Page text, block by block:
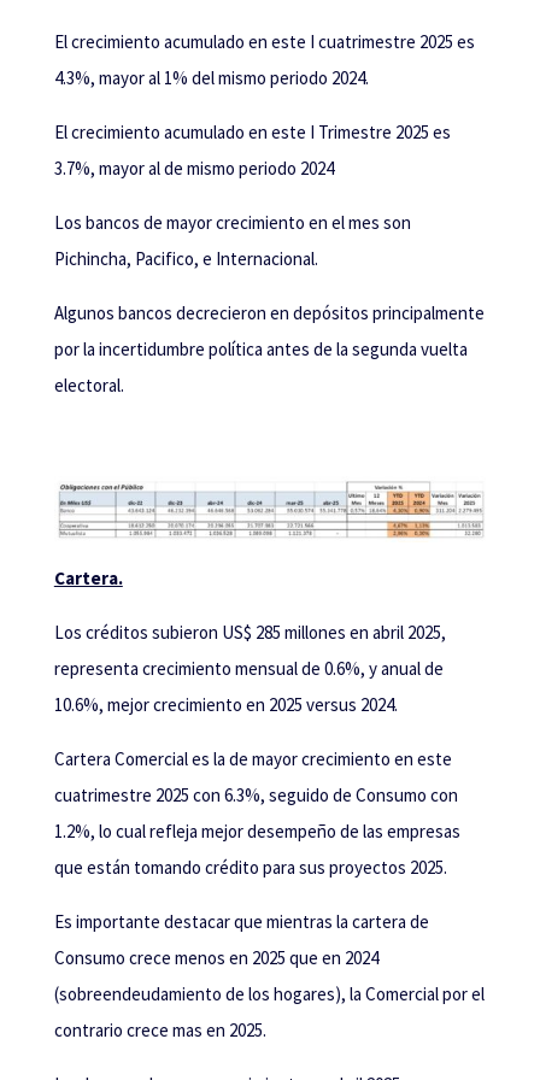
El crecimiento acumulado en este I cuatrimestre 2025 es
4.3%, mayor al 1% del mismo periodo 2024.
El crecimiento acumulado en este I Trimestre 2025 es
3.7%, mayor al de mismo periodo 2024
Los bancos de mayor crecimiento en el mes son
Pichincha, Pacifico, e Internacional.
Algunos bancos decrecieron en depósitos principalmente
por la incertidumbre política antes de la segunda vuelta
electoral.
Cartera.
Los créditos subieron US$ 285 millones en abril 2025,
representa crecimiento mensual de 0.6%, y anual de
10.6%, mejor crecimiento en 2025 versus 2024.
Cartera Comercial es la de mayor crecimiento en este
cuatrimestre 2025 con 6.3%, seguido de Consumo con
1.2%, lo cual refleja mejor desempeño de las empresas
que están tomando crédito para sus proyectos 2025.
Es importante destacar que mientras la cartera de
Consumo crece menos en 2025 que en 2024
(sobreendeudamiento de los hogares), la Comercial por el
contrario crece mas en 2025.